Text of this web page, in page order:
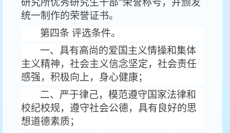
研究所优秀研究生干部”荣誉称号，并颁发
统一制作的荣誉证书。
第四条 评选条件。
一、具有高尚的爱国主义情操和集体
主义精神，社会主义信念坚定，社会责任
感强，积极向上，身心健康；
二、严于律己，模范遵守国家法律和
校纪校规，遵守社会公德，具有良好的思
想道德素质；